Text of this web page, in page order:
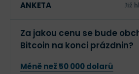
ANKETA Již
Za jakou cenu se bude
Bitcoin na konci prázdnin?
Méně než 50 000 dolarů